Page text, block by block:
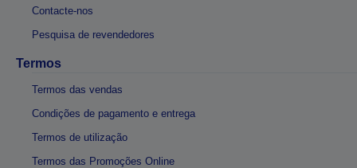
Contacte-nos
Pesquisa de revendedores
Termos
Termos das vendas
Condições de pagamento e entrega
Termos de utilização
Termos das Promoções Online